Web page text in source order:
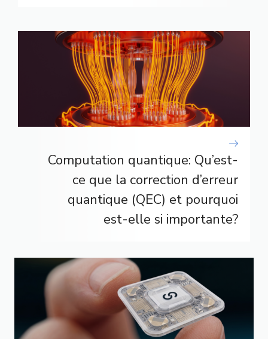
Computation quantique: Qu’est-
ce que la correction d’erreur
quantique (QEC) et pourquoi
est-elle si importante?